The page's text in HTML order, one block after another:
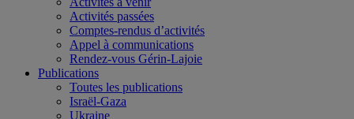
Activités passées
Comptes-rendus d’activités
Appel à communications
Rendez-vous Gérin-Lajoie
Publications
Toutes les publications
Israël-Gaza
Ukraine